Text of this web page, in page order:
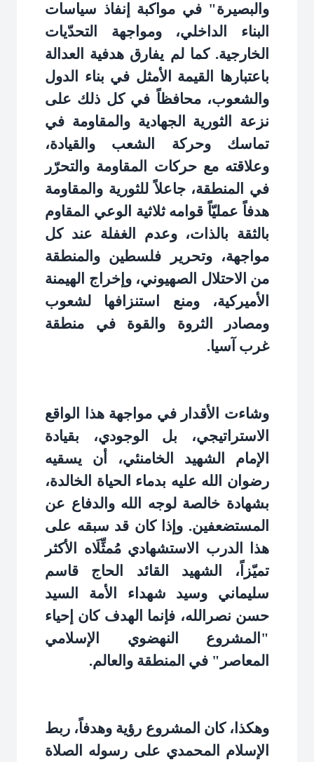
والبصيرة" في مواكبة إنفاذ سياسات
البناء الداخلي، ومواجهة التحدّيات
الخارجية. كما لم يفارق هدفية العدالة
باعتبارها القيمة الأمثل في بناء الدول
والشعوب، محافظاً في كل ذلك على
نزعة الثورية الجهادية والمقاومة في
تماسك وحركة الشعب والقيادة،
وعلاقته مع حركات المقاومة والتحرّر
في المنطقة، جاعلاً للثورية والمقاومة
هدفاً عمليّاً قوامه ثلاثية الوعي المقاوم
بالثقة بالذات، وعدم الغفلة عند كل
مواجهة، وتحرير فلسطين والمنطقة
من الاحتلال الصهيوني، وإخراج الهيمنة
الأميركية، ومنع استنزافها لشعوب
ومصادر الثروة والقوة في منطقة
غرب آسيا.
وشاءت الأقدار في مواجهة هذا الواقع
الاستراتيجي، بل الوجودي، بقيادة
الإمام الشهيد الخامنئي، أن يسقيه
رضوان الله عليه بدماء الحياة الخالدة،
بشهادة خالصة لوجه الله والدفاع عن
المستضعفين. وإذا كان قد سبقه على
هذا الدرب الاستشهادي مُمثِّلَاه الأكثر
تميّزاً، الشهيد القائد الحاج قاسم
سليماني وسيد شهداء الأمة السيد
حسن نصرالله، فإنما الهدف كان إحياء
"المشروع النهضوي الإسلامي
المعاصر" في المنطقة والعالم.
وهكذا، كان المشروع رؤية وهدفاً، ربط
الإسلام المحمدي على رسوله الصلاة